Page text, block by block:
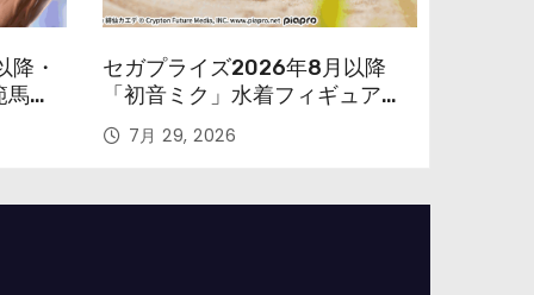
・
勇
セガプライズ2026年8月以降
「初音ミク」水着フィギュアが
色味を変えて再登場！
7月 29, 2026